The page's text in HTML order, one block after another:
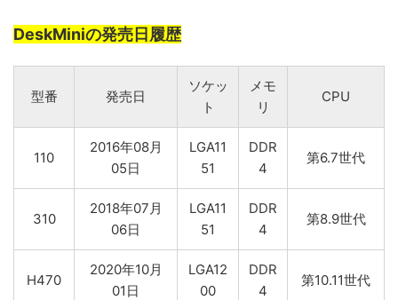
DeskMiniの発売日履歴
型番 発売日
ソケッ
ト
メモ
リ
CPU
110
2016年08月
05日
LGA11
51
DDR
4
第6.7世代
310
2018年07月
06日
LGA11
51
DDR
4
第8.9世代
H470
2020年10月
01日
LGA12
00
DDR
4
第10.11世代